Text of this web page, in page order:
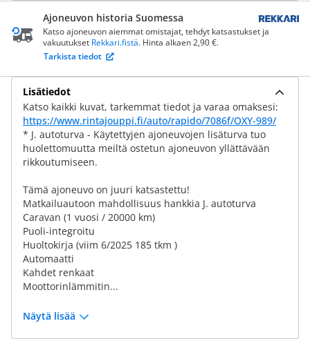
Ajoneuvon historia Suomessa
Katso ajoneuvon aiemmat omistajat, tehdyt katsastukset ja
vakuutukset Rekkari.fistä. Hinta alkaen 2,90 €.
Tarkista tiedot
Lisätiedot
Katso kaikki kuvat, tarkemmat tiedot ja varaa omaksesi:
https://www.rintajouppi.fi/auto/rapido/7086f/OXY-989/
* J. autoturva - Käytettyjen ajoneuvojen lisäturva tuo
huolettomuutta meiltä ostetun ajoneuvon yllättävään
rikkoutumiseen.
Tämä ajoneuvo on juuri katsastettu!
Matkailuautoon mahdollisuus hankkia J. autoturva
Caravan (1 vuosi / 20000 km)
Puoli-integroitu
Huoltokirja (viim 6/2025 185 tkm )
Automaatti
Kahdet renkaat
Moottorinlämmitin...
Näytä lisää